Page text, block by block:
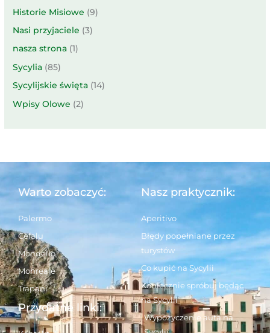
Historie Misiowe (9)
Nasi przyjaciele (3)
nasza strona (1)
Sycylia (85)
Sycylijskie święta (14)
Wpisy Olowe (2)
Warto zobaczyć:
Palermo
Cefalu
Mondello
Monreale
Trapani
Nasz praktycznik:
Aperitivo
Błędy popełniane przez
turystów
Co kupić na Sycylii
Koniecznie spróbuj będąc
na Sycylii
Wypożyczenie auta na
Przydatne linki: